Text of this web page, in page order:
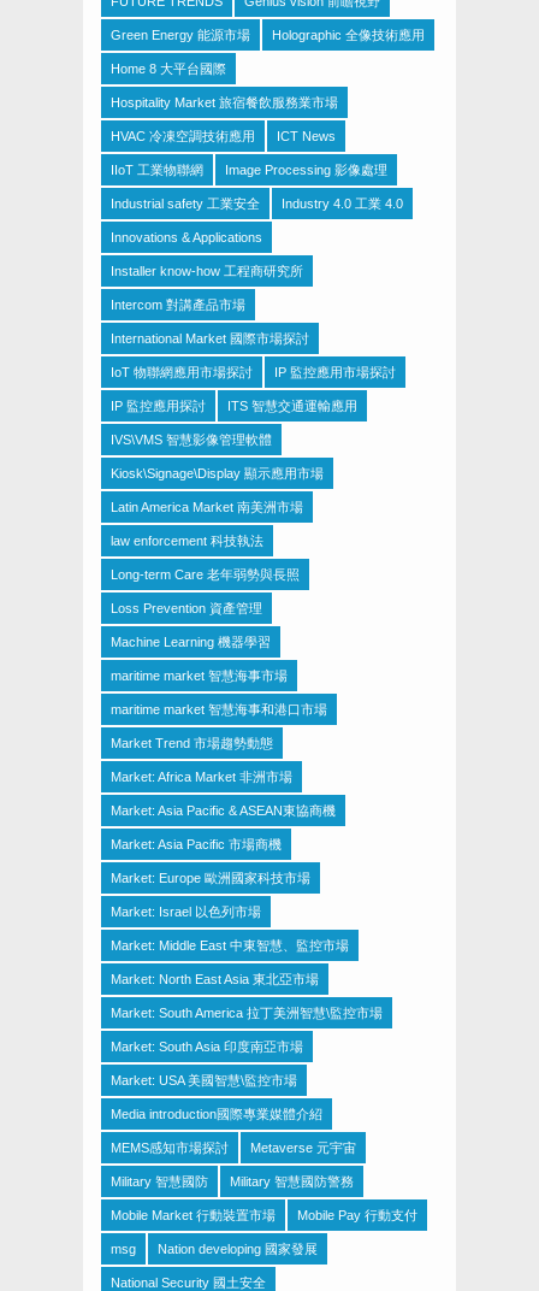
Green Energy 能源市場 Holographic 全像技術應用
Home 8 大平台國際
Hospitality Market 旅宿餐飲服務業市場
HVAC 冷凍空調技術應用 ICT News
IIoT 工業物聯網 Image Processing 影像處理
Industrial safety 工業安全 Industry 4.0 工業 4.0
Innovations & Applications
Installer know-how 工程商研究所
Intercom 對講產品市場
International Market 國際市場探討
IoT 物聯網應用市場探討 IP 監控應用市場探討
IP 監控應用探討 ITS 智慧交通運輸應用
IVS\VMS 智慧影像管理軟體
Kiosk\Signage\Display 顯示應用市場
Latin America Market 南美洲市場
law enforcement 科技執法
Long-term Care 老年弱勢與長照
Loss Prevention 資產管理
Machine Learning 機器學習
maritime market 智慧海事市場
maritime market 智慧海事和港口市場
Market Trend 市場趨勢動態
Market: Africa Market 非洲市場
Market: Asia Pacific & ASEAN東協商機
Market: Asia Pacific 市場商機
Market: Europe 歐洲國家科技市場
Market: Israel 以色列市場
Market: Middle East 中東智慧、監控市場
Market: North East Asia 東北亞市場
Market: South America 拉丁美洲智慧\監控市場
Market: South Asia 印度南亞市場
Market: USA 美國智慧\監控市場
Media introduction國際專業媒體介紹
MEMS感知市場探討 Metaverse 元宇宙
Military 智慧國防 Military 智慧國防警務
Mobile Market 行動裝置市場 Mobile Pay 行動支付
msg Nation developing 國家發展
National Security 國土安全